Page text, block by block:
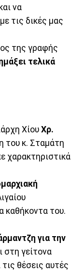
να
τις δικές μας
της γραφής
τελικά
Χίου Χρ.
του κ. Σταμάτη
χαρακτηριστικά
καθήκοντα του.
για την
στη γείτονα
θέσεις αυτές